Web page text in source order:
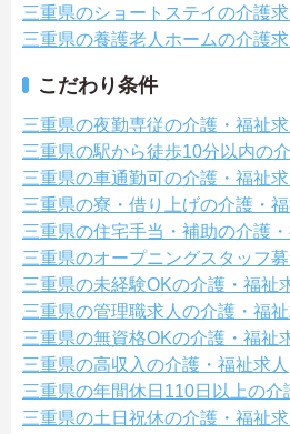
三重県のショートステイの介護求
三重県の養護老人ホームの介護求
こだわり条件
三重県の夜勤専従の介護・福祉求
三重県の駅から徒歩10分以内の
三重県の車通勤可の介護・福祉求
三重県の寮・借り上げの介護・福
三重県の住宅手当・補助の介護
三重県のオープニングスタッフ
三重県の未経験OKの介護・福祉
三重県の管理職求人の介護・福祉
三重県の無資格OKの介護・福祉
三重県の高収入の介護・福祉求人
三重県の年間休日110日以上の介
三重県の土日祝休の介護・福祉求